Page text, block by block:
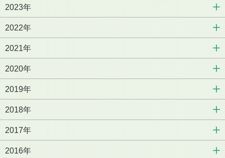
2023年
2022年
2021年
2020年
2019年
2018年
2017年
2016年